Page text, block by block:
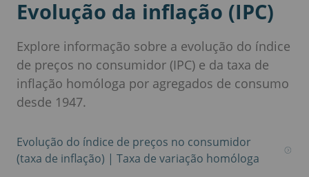
Evolução da inflação (IPC)
Explore informação sobre a evolução do índice
de preços no consumidor (IPC) e da taxa de
inflação homóloga por agregados de consumo
desde 1947.
Evolução do índice de preços no consumidor
(taxa de inflação) | Taxa de variação homóloga